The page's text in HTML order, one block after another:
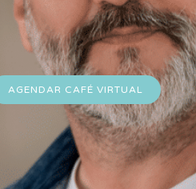
AGENDAR CAFÉ VIRTUAL